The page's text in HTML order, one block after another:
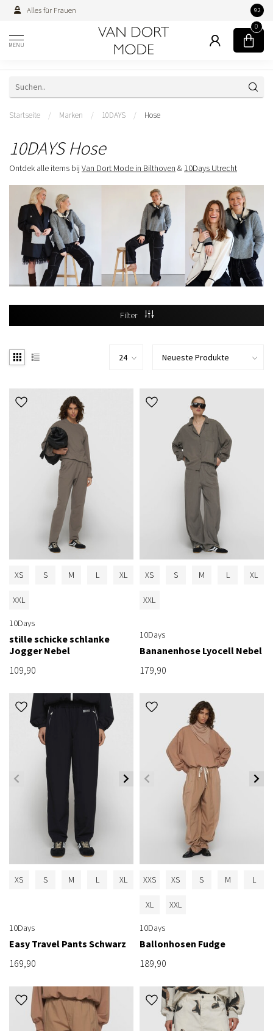
Alles für Frauen 9.2
MENU
0
Startseite / Marken / 10DAYS / Hose
10DAYS Hose
Ontdek alle items bij Van Dort Mode in Bilthoven & 10Days Utrecht
Filter
XS S M L XL
XXL
10Days
stille schicke schlanke
Jogger Nebel
109,90
XS S M L XL
XXL
10Days
Bananenhose Lyocell Nebel
179,90
XS S M L XL
10Days
Easy Travel Pants Schwarz
169,90
XXS XS S M L
XL XXL
10Days
Ballonhosen Fudge
189,90